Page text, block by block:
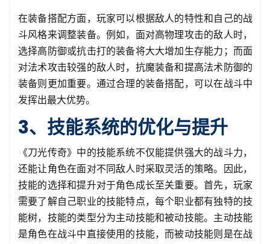
在装备搭配方面，玩家可以根据敌人的特性和自己的战
斗风格来调整装备。例如，面对高物理攻击的敌人时，
选择高防御或抗击打的装备将大大增加生存能力；而面
对法术攻击较强的敌人时，抗魔装备和提高法术防御的
装备则更加重要。通过合理的装备搭配，可以在战斗中
发挥出最大优势。
3、技能系统的优化与提升
《刀光传奇》中的技能系统不仅能提供强大的战斗力，
还能让角色在面对不同敌人时采取灵活的策略。因此，
技能的选择和提升对于角色成长至关重要。首先，玩家
需要了解自己职业的技能特点，每个职业都有独特的技
能树，技能的类型分为主动技能和被动技能。主动技能
是角色在战斗中直接使用的技能，而被动技能则是在战